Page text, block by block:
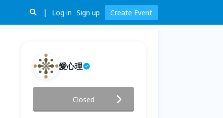
Log in Sign up Create Event
愛心理
愛情依賴症：遇見他，你變得很
低很低，低到認不出自己
Closed